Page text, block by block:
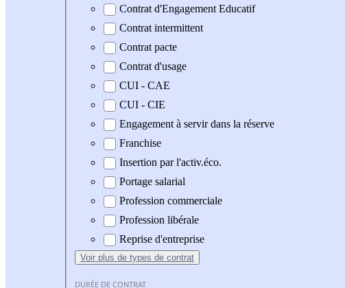
Contrat d'Engagement Educatif
Contrat intermittent
Contrat pacte
Contrat d'usage
CUI - CAE
CUI - CIE
Engagement à servir dans la réserve
Franchise
Insertion par l'activ.éco.
Portage salarial
Profession commerciale
Profession libérale
Reprise d'entreprise
Voir plus de types de contrat
DURÉE DE CONTRAT